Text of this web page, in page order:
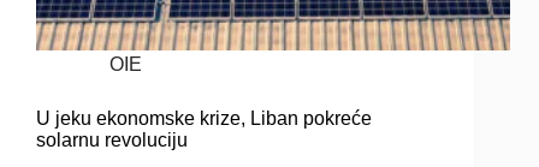
OIE
U jeku ekonomske krize, Liban pokreće
solarnu revoluciju